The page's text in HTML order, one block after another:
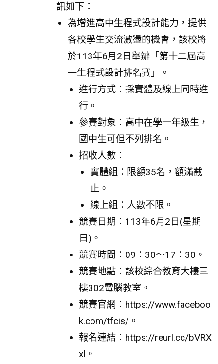
訊如下：
為增進高中生程式設計能力，提供
各校學生交流激盪的機會，該校將
於113年6月2日舉辦「第十二屆高
一生程式設計排名賽」。
進行方式：採實體及線上同時進
行。
參賽對象：高中在學一年級生，
國中生可但不列排名。
招收人數：
實體組：限額35名，額滿截
止。
線上組：人數不限。
競賽日期：113年6月2日(星期
日)。
競賽時間：09：30～17：30。
競賽地點：該校綜合教育大樓三
樓302電腦教室。
競賽官網：https://www.faceboo
k.com/tfcis/。
報名連結：https://reurl.cc/bVRX
xl。